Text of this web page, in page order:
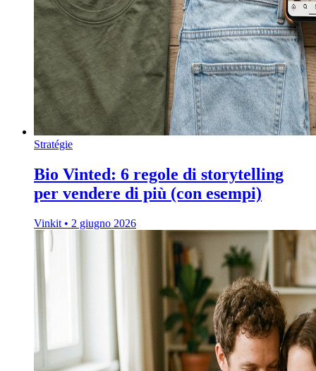
Stratégie
Bio Vinted: 6 regole di storytelling
per vendere di più (con esempi)
Vinkit • 2 giugno 2026